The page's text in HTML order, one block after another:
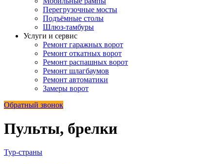
Перегрузочные мосты
Подъёмные столы
Шлюз-тамбуры
Услуги и сервис
Ремонт гаражных ворот
Ремонт откатных ворот
Ремонт распашных ворот
Ремонт шлагбаумов
Ремонт автоматики
Замеры ворот
Обратный звонок
Пульты, брелки
Тур-страны